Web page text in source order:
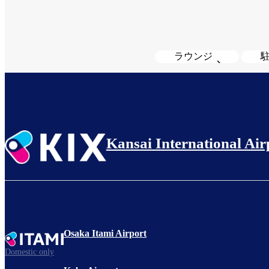
ラウンジ
Kansai International
Osaka Itami Airport
Domestic only